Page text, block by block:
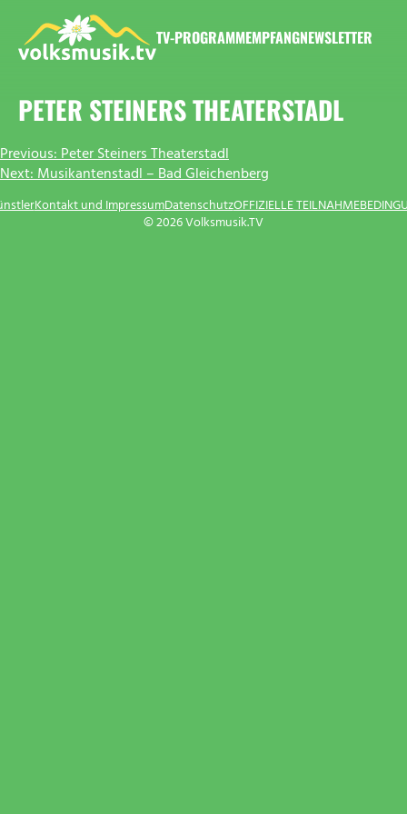
Inhalt
springen
TV-PROGRAMMEMPFANGNEWSLETTER
PETER STEINERS THEATERSTADL
BEITRAGSNAVIGATION
Previous:Peter Steiners Theaterstadl
Next:Musikantenstadl – Bad Gleichenberg
© 2026 Volksmusik.TV
Kontakt und ImpressumDatenschutzOFFIZIELLE